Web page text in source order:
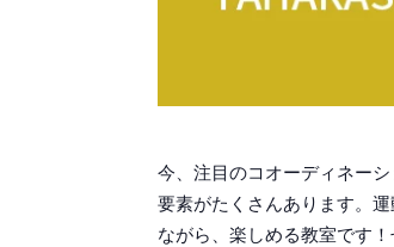
今、注目のコオーディネー
要素がたくさんあります。
ながら、楽しめる教室です